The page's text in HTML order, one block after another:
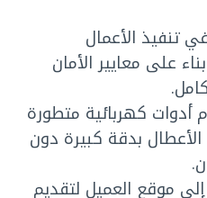
تنفيذ الأعمال
على معايير الأمان
أدوات كهربائية متطورة
بدقة كبيرة دون
موقع العميل لتقديم